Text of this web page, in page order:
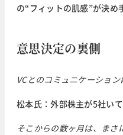
の“フィットの肌感”が決め
意思決定の裏側
VCとのコミュニケーショ
松本氏：外部株主が5社い
そこからの数ヶ月は、まさ